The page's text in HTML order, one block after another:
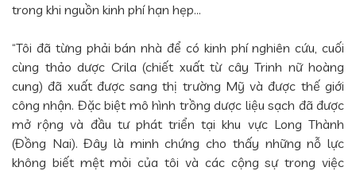
trong khi nguồn kinh phí hạn hẹp…
“Tôi đã từng phải bán nhà để có kinh phí nghiên cứu, cuối
cùng thảo dược Crila (chiết xuất từ cây Trinh nữ hoàng
cung) đã xuất được sang thị trường Mỹ và được thế giới
công nhận. Đặc biệt mô hình trồng dược liệu sạch đã được
mở rộng và đầu tư phát triển tại khu vực Long Thành
(Đồng Nai). Đây là minh chứng cho thấy những nỗ lực
không biết mệt mỏi của tôi và các cộng sự trong việc